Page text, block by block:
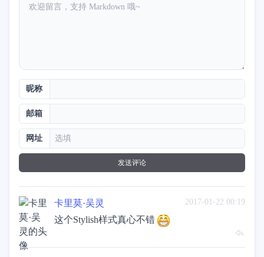
昵称
邮箱
网址
发送评论
2017-01-22 00:19
卡里莫·吴灵
这个Stylish样式真心不错